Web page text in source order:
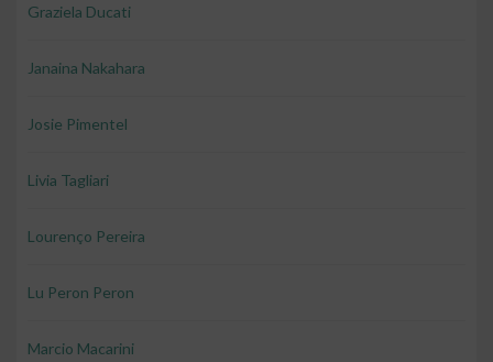
Graziela Ducati
Janaina Nakahara
Josie Pimentel
Livia Tagliari
Lourenço Pereira
Lu Peron Peron
Marcio Macarini